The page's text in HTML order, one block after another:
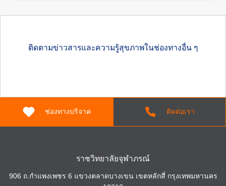
ติดตามข่าวสารและความรู้สุขภาพในช่องทางอื่น ๆ
ช่องทางบริจาค ติดต่อเรา
ราชวิทยาลัยจุฬาภรณ์
906 ถ.กำแพงเพชร 6 แขวงตลาดบางเขน เขตหลักสี่ กรุงเทพมหานคร